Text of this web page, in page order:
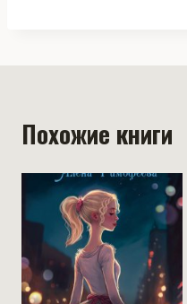
Похожие книги